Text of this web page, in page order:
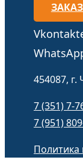
454087, г.
7 (351) 7-
7 (951)
Политика